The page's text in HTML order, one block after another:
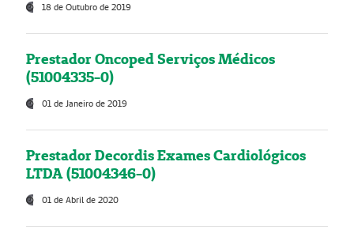
18 de Outubro de 2019
Prestador Oncoped Serviços Médicos
(51004335-0)
01 de Janeiro de 2019
Prestador Decordis Exames Cardiológicos
LTDA (51004346-0)
01 de Abril de 2020